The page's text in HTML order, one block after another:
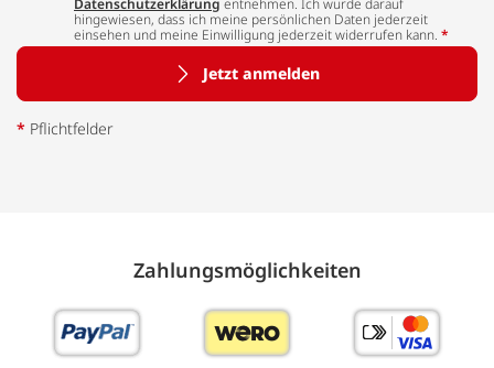
Datenschutzerklärung entnehmen. Ich wurde darauf
hingewiesen, dass ich meine persönlichen Daten jederzeit
einsehen und meine Einwilligung jederzeit widerrufen kann. *
Jetzt anmelden
* Pflichtfelder
Zahlungs­möglich­keiten